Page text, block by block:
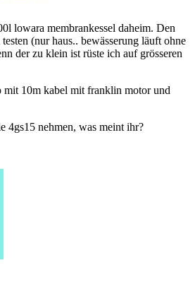
lowara membrankessel daheim. Den
(nur haus.. bewässerung läuft ohne
der zu klein ist rüste ich auf grösseren
mit 10m kabel mit franklin motor und
4gs15 nehmen, was meint ihr?